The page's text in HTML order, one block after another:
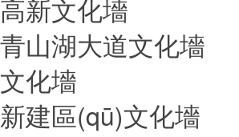
高新文化墻
青山湖大道文化墻
文化墻
新建區(qū)文化墻